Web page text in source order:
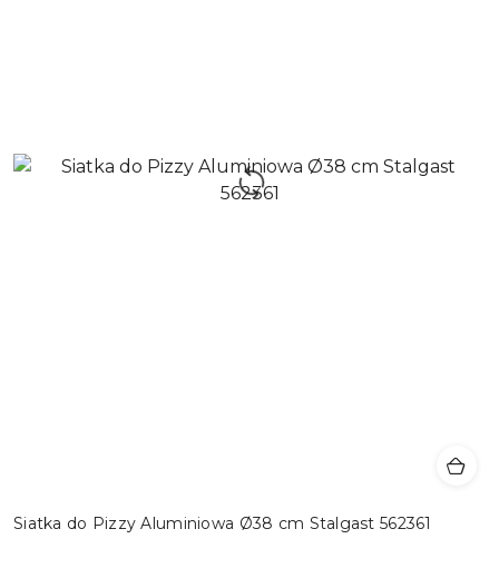
Siatka do Pizzy Aluminiowa Ø38 cm Stalgast 562361